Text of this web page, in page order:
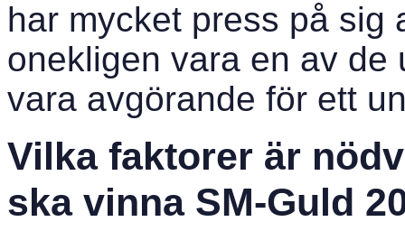
har mycket press på sig
onekligen vara en av de
vara avgörande för ett
Vilka faktorer är
ska vinna SM-Guld